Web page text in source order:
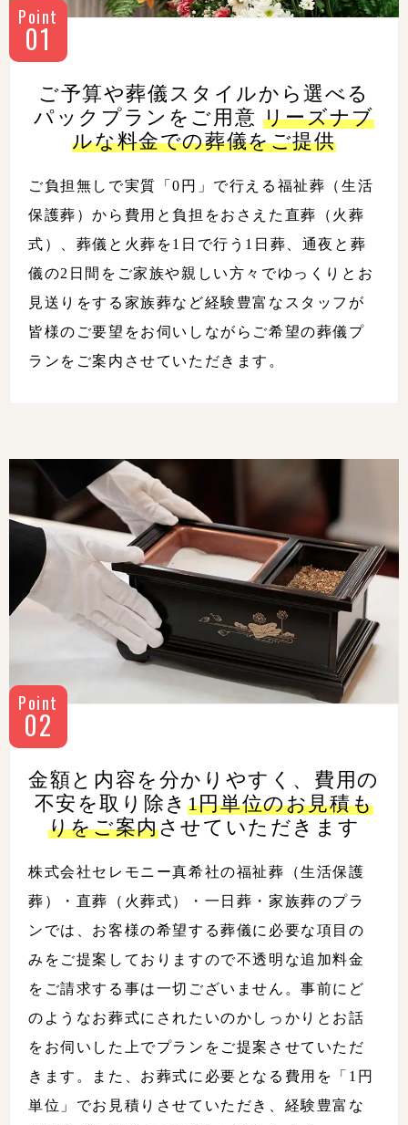
Point
01
ご予算や葬儀スタイルから選べる
パックプランをご用意 リーズナブ
ルな料金での葬儀をご提供
ご負担無しで実質「0円」で行える福祉葬（生活
保護葬）から費用と負担をおさえた直葬（火葬
式）、葬儀と火葬を1日で行う1日葬、通夜と葬
儀の2日間をご家族や親しい方々でゆっくりとお
見送りをする家族葬など経験豊富なスタッフが
皆様のご要望をお伺いしながらご希望の葬儀プ
ランをご案内させていただきます。
Point
02
金額と内容を分かりやすく、 費用の
不安を取り除き 1円単位のお見積も
りをご案内させていただきます
株式会社セレモニー真希社の福祉葬（生活保護
葬）・直葬（火葬式）・一日葬・家族葬のプラ
ンでは、お客様の希望する葬儀に必要な項目の
みをご提案しておりますので不透明な追加料金
をご請求する事は一切ございません。事前にど
のようなお葬式にされたいのかしっかりとお話
をお伺いした上でプランをご提案させていただ
きます。また、お葬式に必要となる費⽤を「1円
単位」でお見積りさせていただき、経験豊富な